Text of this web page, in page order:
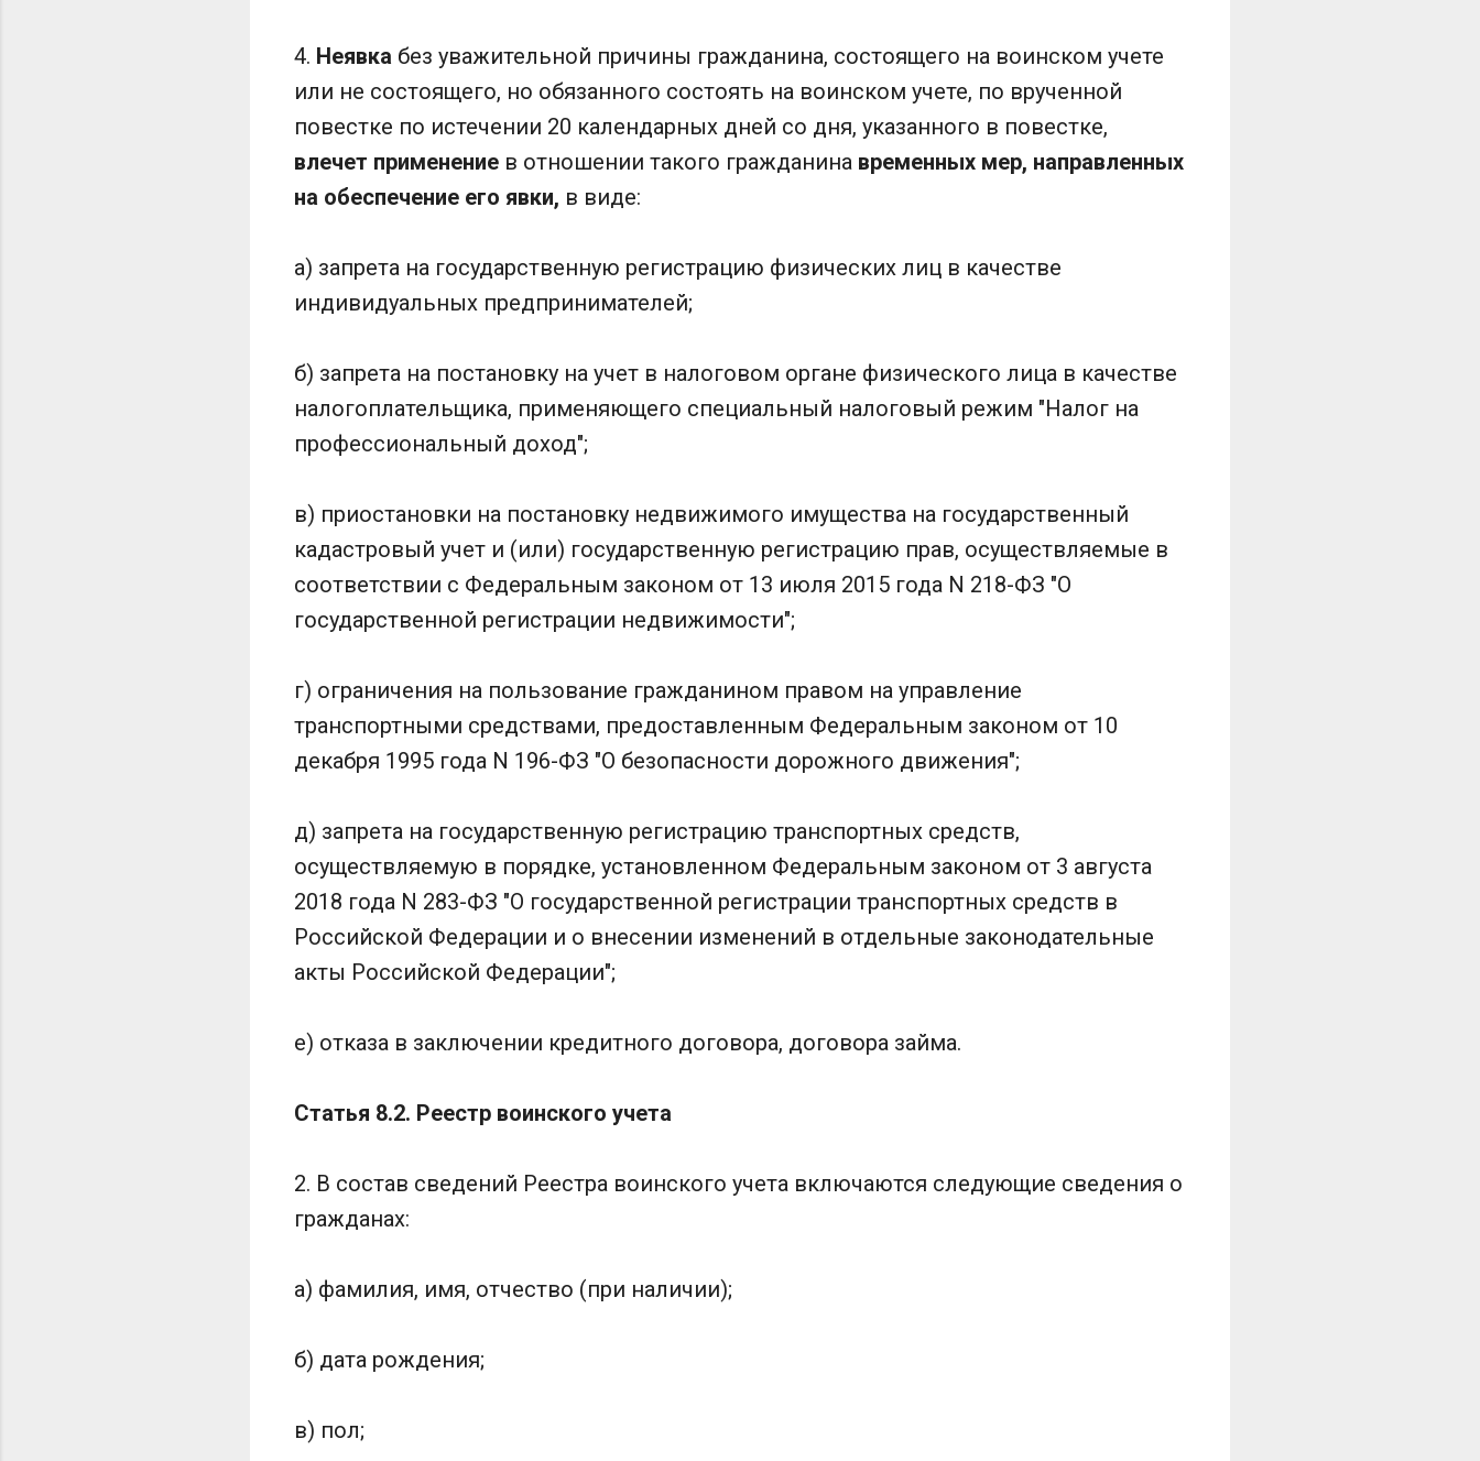
4. Неявка без уважительной причины гражданина, состоящего на воинском учете
или не состоящего, но обязанного состоять на воинском учете, по врученной
повестке по истечении 20 календарных дней со дня, указанного в повестке,
влечет применение в отношении такого гражданина временных мер, направленных
на обеспечение его явки, в виде:
а) запрета на государственную регистрацию физических лиц в качестве
индивидуальных предпринимателей;
б) запрета на постановку на учет в налоговом органе физического лица в качестве
налогоплательщика, применяющего специальный налоговый режим "Налог на
профессиональный доход";
в) приостановки на постановку недвижимого имущества на государственный
кадастровый учет и (или) государственную регистрацию прав, осуществляемые в
соответствии с Федеральным законом от 13 июля 2015 года N 218-ФЗ "О
государственной регистрации недвижимости";
г) ограничения на пользование гражданином правом на управление
транспортными средствами, предоставленным Федеральным законом от 10
декабря 1995 года N 196-ФЗ "О безопасности дорожного движения";
д) запрета на государственную регистрацию транспортных средств,
осуществляемую в порядке, установленном Федеральным законом от 3 августа
2018 года N 283-ФЗ "О государственной регистрации транспортных средств в
Российской Федерации и о внесении изменений в отдельные законодательные
акты Российской Федерации";
е) отказа в заключении кредитного договора, договора займа.
Статья 8.2. Реестр воинского учета
2. В состав сведений Реестра воинского учета включаются следующие сведения о
гражданах:
а) фамилия, имя, отчество (при наличии);
б) дата рождения;
в) пол;